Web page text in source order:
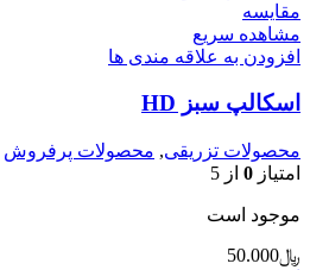
مقایسه
مشاهده سریع
افزودن به علاقه مندی ها
اسکالپ سبز HD
محصولات تزریقی, محصولات پرفروش
امتیاز 0 از 5
موجود است
﷼50.000